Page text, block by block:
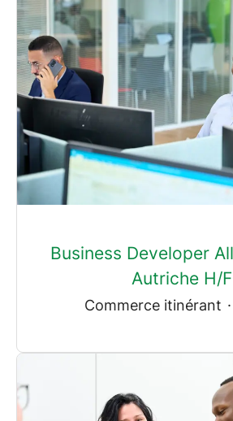
Business Developer
Autriche H/F
Commerce itinérant ·